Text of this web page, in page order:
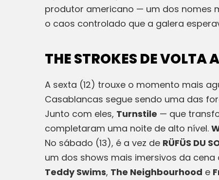
produtor americano — um dos nomes
o caos controlado que a galera
THE STROKES DE VOLTA
A sexta (12) trouxe o momento mais
Casablancas segue sendo uma das
Junto com eles, Turnstile — que
completaram uma noite de alto nível.
No sábado (13), é a vez de RÜFÜS DU
um dos shows mais imersivos da
Teddy Swims, The Neighbourhood e